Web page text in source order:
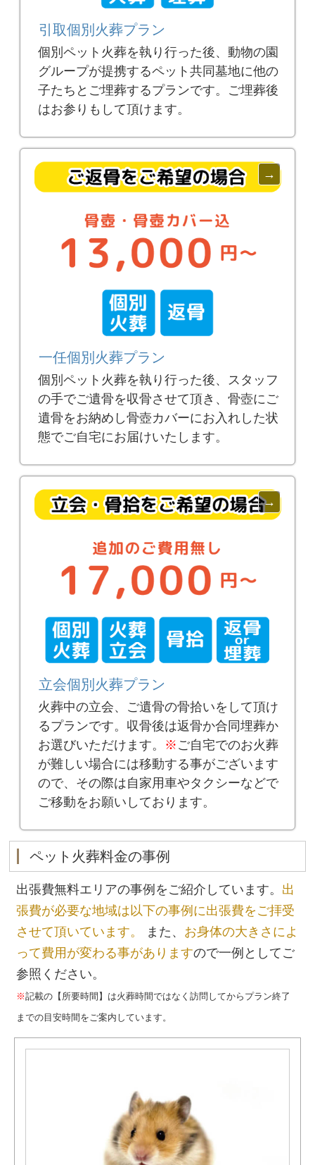
引取個別火葬プラン
個別ペット火葬を執り行った後、動物の園
グループが提携するペット共同墓地に他の
子たちとご埋葬するプランです。ご埋葬後
はお参りもして頂けます。
一任個別火葬プラン
個別ペット火葬を執り行った後、スタッフ
の手でご遺骨を収骨させて頂き、骨壺にご
遺骨をお納めし骨壺カバーにお入れした状
態でご自宅にお届けいたします。
立会個別火葬プラン
火葬中の立会、ご遺骨の骨拾いをして頂け
るプランです。収骨後は返骨か合同埋葬か
お選びいただけます。 ※ ご自宅でのお火葬
が難しい場合には移動する事がございます
ので、その際は自家用車やタクシーなどで
ご移動をお願いしております。
ペット火葬料金の事例
出張費無料エリアの事例をご紹介しています。 出
張費が必要な地域は以下の事例に出張費をご拝受
させて頂いています。
また、 お身体の大きさによ
って費用が変わる事がありますので一例としてご
参照ください。
※記載の【所要時間】は火葬時間ではなく訪問してからプラン終了
までの目安時間をご案内しています。